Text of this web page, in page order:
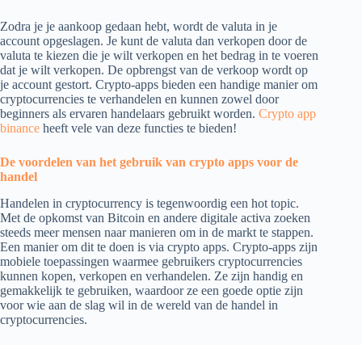
Zodra je je aankoop gedaan hebt, wordt de valuta in je
account opgeslagen. Je kunt de valuta dan verkopen door de
valuta te kiezen die je wilt verkopen en het bedrag in te voeren
dat je wilt verkopen. De opbrengst van de verkoop wordt op
je account gestort. Crypto-apps bieden een handige manier om
cryptocurrencies te verhandelen en kunnen zowel door
beginners als ervaren handelaars gebruikt worden. Crypto app
binance heeft vele van deze functies te bieden!
De voordelen van het gebruik van crypto apps voor de
handel
Handelen in cryptocurrency is tegenwoordig een hot topic.
Met de opkomst van Bitcoin en andere digitale activa zoeken
steeds meer mensen naar manieren om in de markt te stappen.
Een manier om dit te doen is via crypto apps. Crypto-apps zijn
mobiele toepassingen waarmee gebruikers cryptocurrencies
kunnen kopen, verkopen en verhandelen. Ze zijn handig en
gemakkelijk te gebruiken, waardoor ze een goede optie zijn
voor wie aan de slag wil in de wereld van de handel in
cryptocurrencies.